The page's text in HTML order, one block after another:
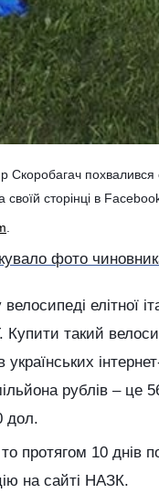
Скоробагач
сторінці в
фото
елітної
такий
рублів – це
дол.
протягом 10 днів
на сайті НАЗК.